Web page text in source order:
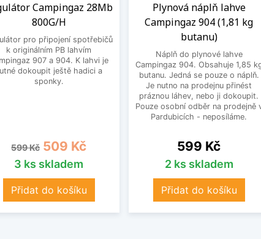
Campingaz 28Mb
800G/H
pro připojení spotřebičů
k originálním PB lahvím
907 a 904. K lahvi je
dokoupit ještě hadici a
sponky.
Běžná cena
599 Kč Cena
509 Kč
3 ks skladem
Přidat do košíku
Plynová náplň lahve
Campingaz 904 (1,81 kg
butanu)
Náplň do plynové lahve
Campingaz 904. Obsahuje 1,85
butanu. Jedná se pouze o náplň.
Je nutno na prodejnu přinést
práznou láhev, nebo ji dokoupit.
Pouze osobní odběr na prodejně
Pardubicích - neposíláme.
Cena
599 Kč
2 ks skladem
Přidat do košíku